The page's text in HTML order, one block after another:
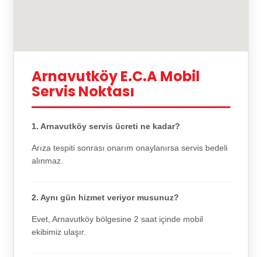
Arnavutköy E.C.A Mobil
Servis Noktası
1. Arnavutköy servis ücreti ne kadar?
Arıza tespiti sonrası onarım onaylanırsa servis bedeli
alınmaz.
2. Aynı gün hizmet veriyor musunuz?
Evet, Arnavutköy bölgesine 2 saat içinde mobil
ekibimiz ulaşır.